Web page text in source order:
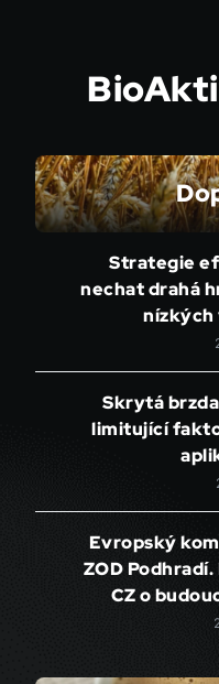
Strategie
nechat drahá
nízkých
Skrytá
limitující
Evropský
ZOD
CZ o